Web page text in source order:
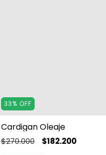
33% OFF
Cardigan Oleaje
$270.000 $182.200